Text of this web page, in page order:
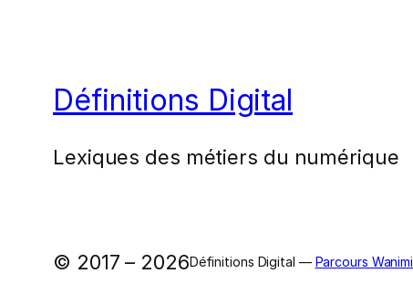
Définitions Digital
Lexiques des métiers du numérique
© 2017 – 2026Définitions Digital — Parcours Wanimi